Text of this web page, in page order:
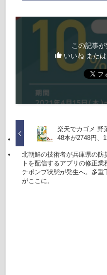
この記事
いいね また
楽天でカゴメ 野
48本が2748円、1
北朝鮮の技術者が兵庫県の防
トを配信するアプリの修正業
チポンプ状態が発生へ。多重
がここに。